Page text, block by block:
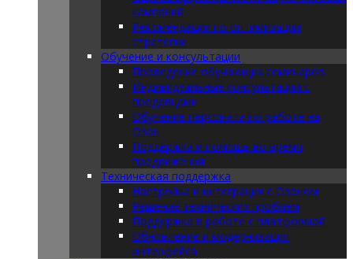
кампаний
Рекомендации по оптимизации
стратегии
Обучение и консультации
Проведение обучающих семинаров
Индивидуальные консультации с
продавцами
Обучение персонала по работе на
Озон
Поддержка и помощь во время
продвижения
Техническая поддержка
Настройка и интеграция с Озоном
Решение технических проблем
Поддержка в работе с платформой
Обновление и модернизация
интерфейса